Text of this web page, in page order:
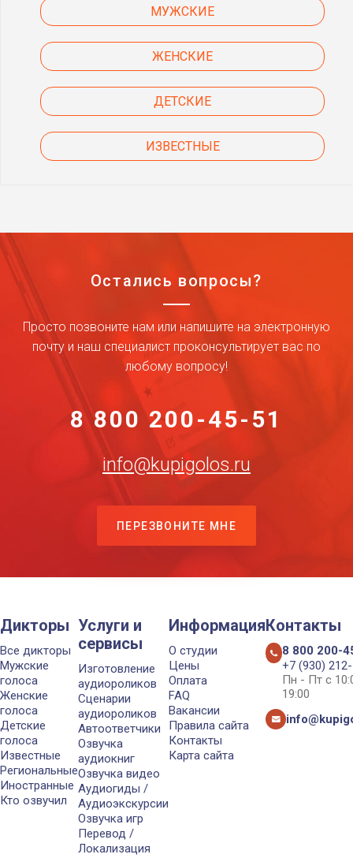
МУЖСКИЕ
ЖЕНСКИЕ
ДЕТСКИЕ
ИЗВЕСТНЫЕ
Остались вопросы?
Просто позвоните нам или напишите на электронную
почту и наш специалист проконсультирует вас по
любому вопросу!
8 800 200-45-51
info@kupigolos.ru
ПЕРЕЗВОНИТЕ МНЕ
Дикторы
Все дикторы
Мужские
голоса
Женские
голоса
Детские
голоса
Известные
Региональные
Иностранные
Кто озвучил
Услуги и
сервисы
Изготовление
аудиороликов
Сценарии
аудиороликов
Автоответчики
Озвучка
аудиокниг
Озвучка видео
Аудиогиды /
Аудиоэкскурсии
Озвучка игр
Перевод /
Локализация
Информация
О студии
Цены
Оплата
FAQ
Вакансии
Правила сайта
Контакты
Карта сайта
Контакты
8 800 200-
+7 (930)
Пн - Пт с
19:00